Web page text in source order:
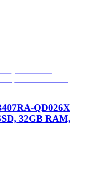
QD026X
32GB RAM,